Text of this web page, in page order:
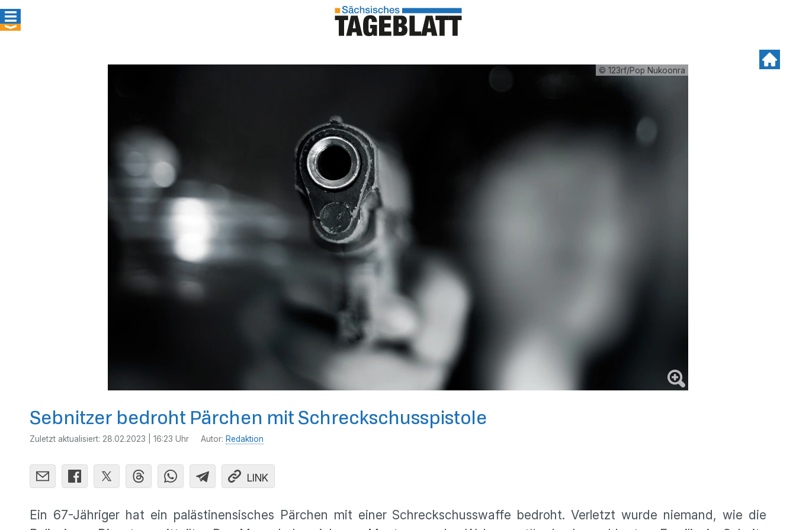
© 123rf/Pop Nukoonra
Sebnitzer bedroht Pärchen mit Schreckschusspistole
Zuletzt aktualisiert: 28.02.2023 | 16:23 Uhr Autor: Redaktion
LINK
Ein 67-Jähriger hat ein palästinensisches Pärchen mit einer Schreckschusswaffe bedroht. Verletzt wurde niemand, wie die